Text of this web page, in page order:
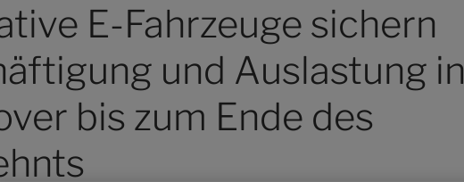
E-Fahrzeuge sichern
und Auslastung in
bis zum Ende des